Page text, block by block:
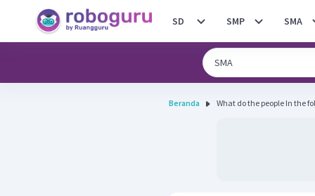
SD SMP SMA
Beranda What do the people In the